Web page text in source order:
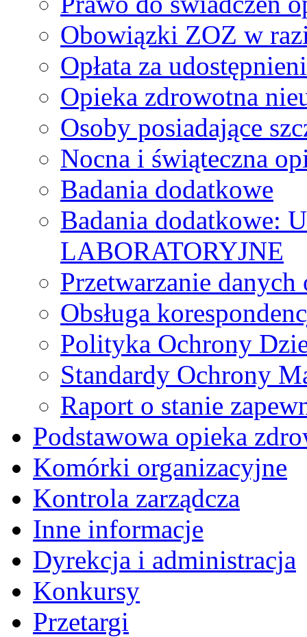
Obowiązki ZOZ w
Opłata za
Opieka zdrowotna
Osoby posiadające
Nocna i świąteczna
Badania dodatkowe
Badania dodatkowe:
LABORATORYJNE
Przetwarzanie
Obsługa
Polityka Ochrony
Standardy Ochrony
Raport o stanie
Podstawowa opieka
Komórki organizacyjne
Kontrola zarządcza
Inne informacje
Dyrekcja i administracja
Konkursy
Przetargi